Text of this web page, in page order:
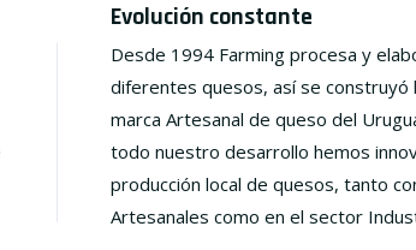
Evolución constante
Desde 1994 Farming procesa y
diferentes quesos, así se construyó
marca Artesanal de queso del
todo nuestro desarrollo hemos
producción local de quesos, tanto
Artesanales como en el sector